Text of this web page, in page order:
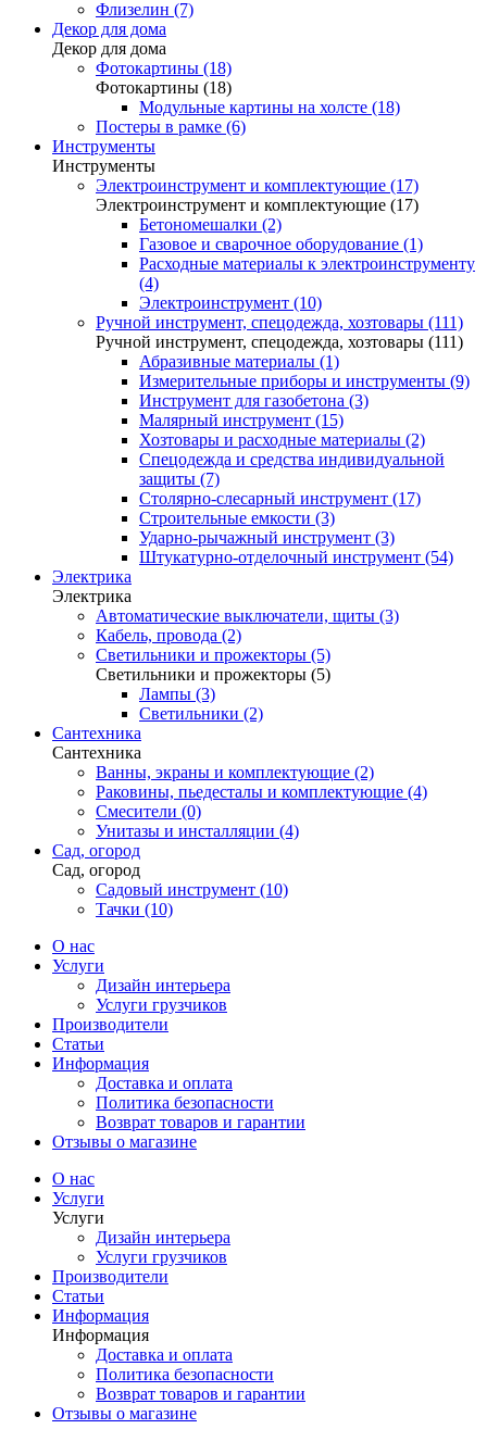
Флизелин (7)
Декор для дома
Декор для дома
Фотокартины (18)
Фотокартины (18)
Модульные картины на холсте (18)
Постеры в рамке (6)
Инструменты
Инструменты
Электроинструмент и комплектующие (17)
Электроинструмент и комплектующие (17)
Бетономешалки (2)
Газовое и сварочное оборудование (1)
Расходные материалы к электроинструменту
(4)
Электроинструмент (10)
Ручной инструмент, спецодежда, хозтовары (111)
Ручной инструмент, спецодежда, хозтовары (111)
Абразивные материалы (1)
Измерительные приборы и инструменты (9)
Инструмент для газобетона (3)
Малярный инструмент (15)
Хозтовары и расходные материалы (2)
Спецодежда и средства индивидуальной
защиты (7)
Столярно-слесарный инструмент (17)
Строительные емкости (3)
Ударно-рычажный инструмент (3)
Штукатурно-отделочный инструмент (54)
Электрика
Электрика
Автоматические выключатели, щиты (3)
Кабель, провода (2)
Светильники и прожекторы (5)
Светильники и прожекторы (5)
Лампы (3)
Светильники (2)
Сантехника
Сантехника
Ванны, экраны и комплектующие (2)
Раковины, пьедесталы и комплектующие (4)
Смесители (0)
Унитазы и инсталляции (4)
Сад, огород
Сад, огород
Садовый инструмент (10)
Тачки (10)
О нас
Услуги
Дизайн интерьера
Услуги грузчиков
Производители
Статьи
Информация
Доставка и оплата
Политика безопасности
Возврат товаров и гарантии
Отзывы о магазине
О нас
Услуги
Услуги
Дизайн интерьера
Услуги грузчиков
Производители
Статьи
Информация
Информация
Доставка и оплата
Политика безопасности
Возврат товаров и гарантии
Отзывы о магазине